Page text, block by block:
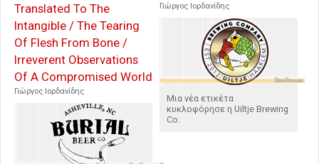
Translated To The
Intangible / The Tearing
Of Flesh From Bone /
Irreverent Observations
Of A Compromised World
Γιώργος Ιορδανίδης
Γιώργος Ιορδανίδης
Μια νέα ετικέτα
κυκλοφόρησε η Uiltje Brewing
Co.